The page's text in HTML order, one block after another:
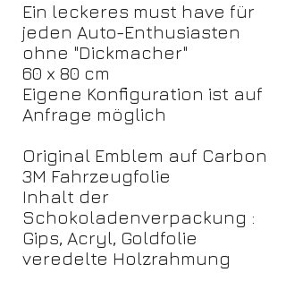
Ein leckeres must have für
jeden Auto-Enthusiasten
ohne "Dickmacher"
60 x 80 cm
Eigene Konfiguration ist auf
Anfrage möglich
Original Emblem auf Carbon
3M Fahrzeugfolie
Inhalt der
Schokoladenverpackung :
Gips, Acryl, Goldfolie
veredelte Holzrahmung